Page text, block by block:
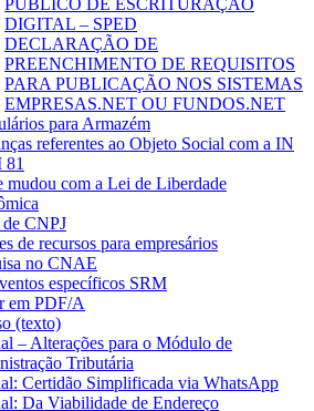
PÚBLICO DE ESCRITURAÇÃO
DIGITAL – SPED
DECLARAÇÃO DE
PREENCHIMENTO DE REQUISITOS
PARA PUBLICAÇÃO NOS SISTEMAS
EMPRESAS.NET OU FUNDOS.NET
para Armazém
referentes ao Objeto Social com a IN
81
mudou com a Lei de Liberdade
CNPJ
de recursos para empresários
no CNAE
específicos SRM
em PDF/A
(texto)
– Alterações para o Módulo de
Tributária
Certidão Simplificada via WhatsApp
Da Viabilidade de Endereço